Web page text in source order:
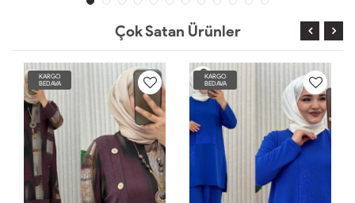
Çok Satan Ürünler
KARGO
BEDAVA
KARGO
BEDAVA